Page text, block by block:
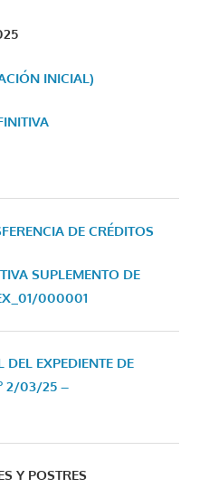
INICIAL)
DE CRÉDITOS
SUPLEMENTO DE
000001
EXPEDIENTE DE
2/03/25 –
Y POSTRES